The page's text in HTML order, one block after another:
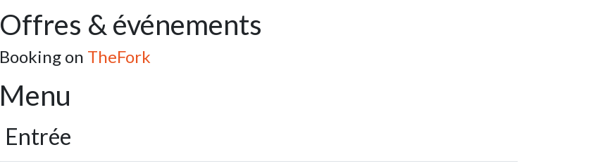
Offres & événements
Booking on TheFork
Menu
Entrée